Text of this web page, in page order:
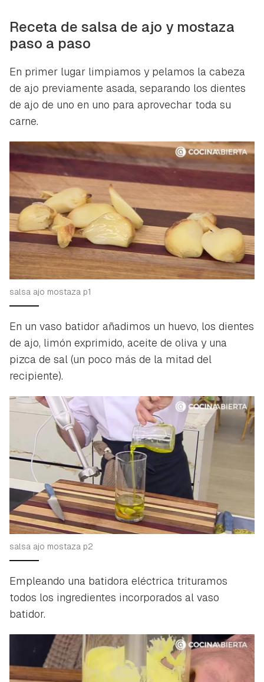
Receta de salsa de ajo y mostaza
paso a paso
En primer lugar limpiamos y pelamos la cabeza
de ajo previamente asada, separando los dientes
de ajo de uno en uno para aprovechar toda su
carne.
salsa ajo mostaza p1
En un vaso batidor añadimos un huevo, los dientes
de ajo, limón exprimido, aceite de oliva y una
pizca de sal (un poco más de la mitad del
recipiente).
salsa ajo mostaza p2
Empleando una batidora eléctrica trituramos
todos los ingredientes incorporados al vaso
batidor.